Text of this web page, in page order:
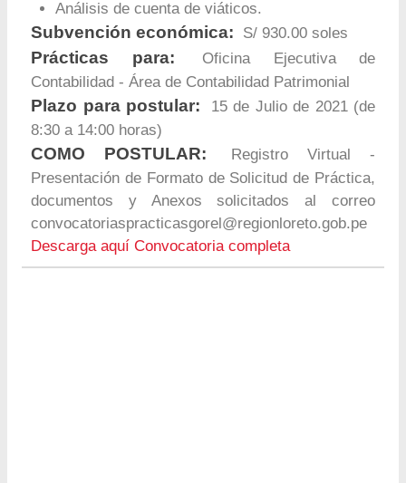
Análisis de cuenta de viáticos.
Subvención económica: S/ 930.00 soles
Prácticas para:
Oficina Ejecutiva de
Contabilidad - Área de Contabilidad Patrimonial
Plazo para postular:
15 de Julio de 2021 (de
8:30 a 14:00 horas)
COMO POSTULAR:
Registro Virtual -
Presentación de Formato de Solicitud de Práctica,
documentos y Anexos solicitados al correo
convocatoriaspracticasgorel@regionloreto.gob.pe
Descarga aquí Convocatoria completa